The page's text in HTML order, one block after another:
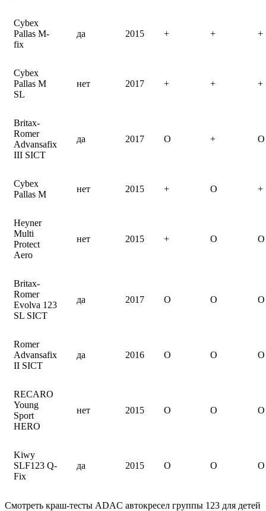
Cybex
Pallas M-
fix
да 2015 + + +
Cybex
Pallas M
SL
нет 2017 + + +
Britax-
Romer
Advansafix
III SICT
да 2017 O + O
Cybex
Pallas M
нет 2015 + O +
Heyner
Multi
Protect
Aero
нет 2015 + O O
Britax-
Romer
Evolva 123
SL SICT
да 2017 O O O
Romer
Advansafix
II SICT
да 2016 O O O
RECARO
Young
Sport
HERO
нет 2015 O O O
Kiwy
SLF123 Q-
Fix
да 2015 O O O
Смотреть краш-тесты ADAC автокресел группы 123 для детей